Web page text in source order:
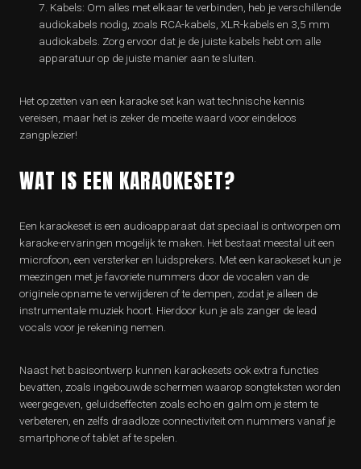
Kabels: Om alles met elkaar te verbinden, heb je verschillende
audiokabels nodig, zoals RCA-kabels, XLR-kabels en 3,5 mm
audiokabels. Zorg ervoor dat je de juiste kabels hebt om alle
apparatuur op de juiste manier aan te sluiten.
Het opzetten van een karaoke set kan wat technische kennis
vereisen, maar het is zeker de moeite waard voor eindeloos
zangplezier!
WAT IS EEN KARAOKESET?
Een karaokeset is een audioapparaat dat speciaal is ontworpen om
karaoke-ervaringen mogelijk te maken. Het bestaat meestal uit een
microfoon, een versterker en luidsprekers. Met een karaokeset kun je
meezingen met je favoriete nummers door de vocalen van de
originele opname te verwijderen of te dempen, zodat je alleen de
instrumentale muziek hoort. Hierdoor kun je als zanger de lead
vocals voor je rekening nemen.
Naast het basisontwerp kunnen karaokesets ook extra functies
bevatten, zoals ingebouwde schermen waarop songteksten worden
weergegeven, geluidseffecten zoals echo en galm om je stem te
verbeteren, en zelfs draadloze connectiviteit om nummers vanaf je
smartphone of tablet af te spelen.